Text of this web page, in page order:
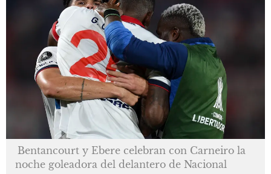
Bentancourt y Ebere celebran con Carneiro la
noche goleadora del delantero de Nacional